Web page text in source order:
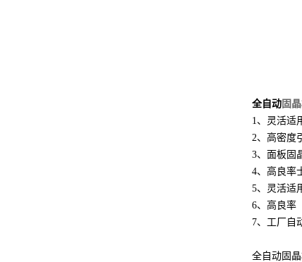
全自动 固
1、灵活适
2、高密度
3、面板固
4、高良率
5、灵活适
6、高良率
7、工厂自
全自动固